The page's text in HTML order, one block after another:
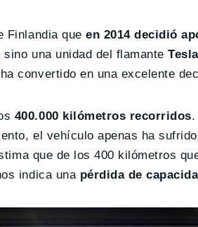
Finlandia queen 2014 decidió
una unidad del flamante
convertido en una excelente
400.000 kilómetros recorridos.
el vehículo apenas ha
que de los 400 kilómetros
indica una pérdida de